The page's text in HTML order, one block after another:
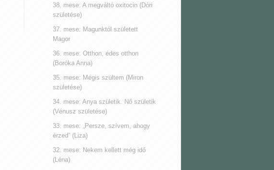
38. mese: A megváltó oxitocin (Dóri
születése)
37. mese: Magunktól született
Magor
36. mese: Otthon, édes otthon
(Boróka Anna)
35. mese: Mégis szültem (Miron
születése)
34. mese: Anya születik. Nő születik
(Vénusz születése)
33. mese: „Persze, szívem, ahogy
érzed” (Liza)
32. mese: Nekem kellett még idő
(Léna)